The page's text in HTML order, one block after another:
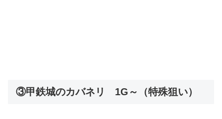
③甲鉄城のカバネリ 1G～（特殊狙い）